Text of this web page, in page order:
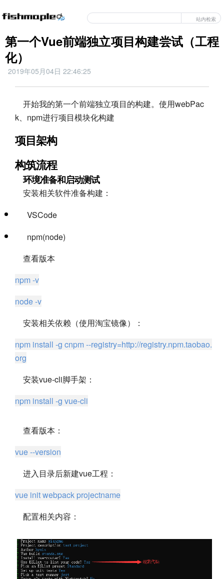
站内检索
第一个Vue前端独立项目构建尝试（工程
化）
2019年05月04日 22:46:25
开始我的第一个前端独立项目的构建。使用webPac
k、npm进行项目模块化构建
项目架构
构筑流程
环境准备和启动测试
安装相关软件准备构建：
VSCode
npm(node)
查看版本
npm -v
node -v
安装相关依赖（使用淘宝镜像）：
npm install -g cnpm --registry=http://registry.npm.taobao.
org
安装vue-cli脚手架：
npm install -g vue-cli
查看版本：
vue --version
进入目录后新建vue工程：
vue init webpack projectname
配置相关内容：